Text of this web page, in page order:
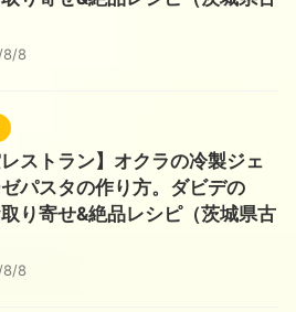
8/8
レストラン】オクラの冷製ジェ
パスタの作り方。ダビデの
り寄せ&絶品レシピ（茨城県古
8/8